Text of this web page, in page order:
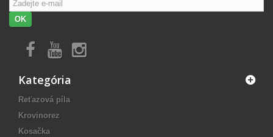
OK
Kategória
Reťazová píla
Krovinorez
Kosačka